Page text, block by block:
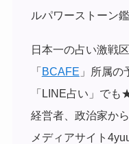
ルパワーストーン鑑
日本一の占い激戦
「BCAFE 」所属の
「LINE占い」で
経営者、政治家か
メディアサイト